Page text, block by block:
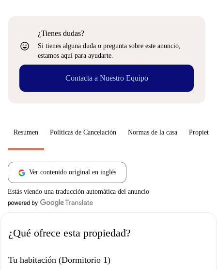
sentiment_very_satisfied
¿Tienes dudas?
Si tienes alguna duda o pregunta sobre este anuncio,
estamos aquí para ayudarte.
Contacta a Nuestro Equipo
Resumen Políticas de Cancelación Normas de la casa
Ver contenido original en inglés
Estás viendo una traducción automática del anuncio
¿Qué ofrece esta propiedad?
Tu habitación (Dormitorio 1)